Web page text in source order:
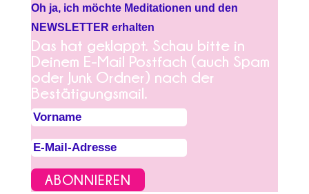
Oh ja, ich möchte Meditationen und den
NEWSLETTER erhalten
Das hat geklappt. Schau bitte in
Deinem E-Mail Postfach (auch Spam
oder Junk Ordner) nach der
Bestätigungsmail.
ABONNIEREN